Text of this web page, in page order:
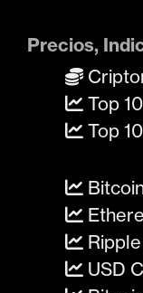
Precios,
Top
Top
USD